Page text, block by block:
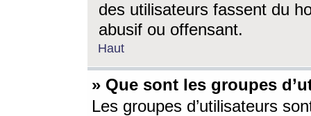
des utilisateurs fassent du
abusif ou offensant.
Haut
» Que sont les groupes
Les groupes d’utilisateurs